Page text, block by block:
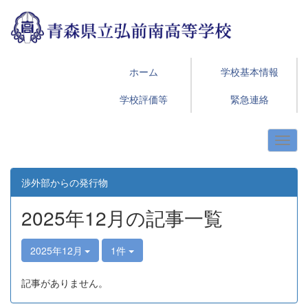
ホーム
学校基本情報
学校評価等
緊急連絡
渉外部からの発行物
2025年12月の記事一覧
2025年12月 1件
記事がありません。